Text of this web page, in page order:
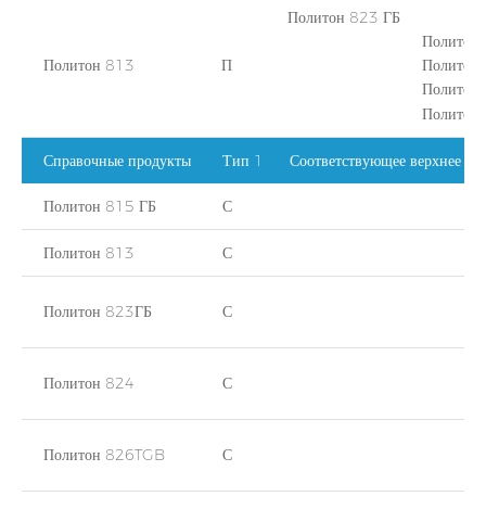
Политон 813 П
Политон 823 ГБ
Политон
Политон
Политон
Политон
Справочные продукты Тип 1 Соответствующее верхнее
Политон 815 ГБ С
Политон 813 С
Политон 823ГБ С
Политон 824 С
Политон 826TGB С